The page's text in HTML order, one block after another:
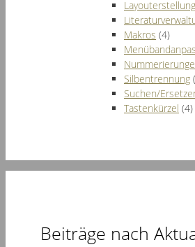
Layouterstellung
Makros (4)
Silbentrennung
Suchen/
Tastenkürzel (4)
Beiträge nach